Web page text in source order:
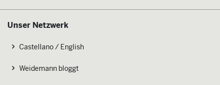
Unser Netzwerk
Castellano / English
Weidemann bloggt